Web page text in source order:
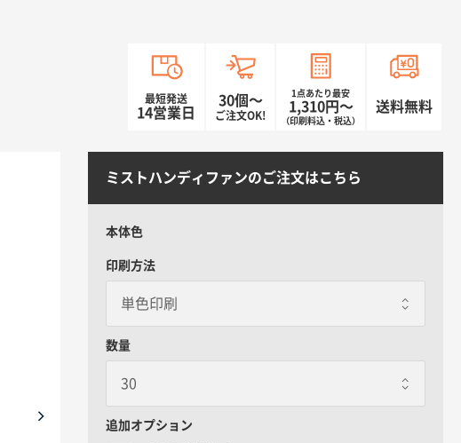
最短発送
14営業日
30個〜
ご注文OK!
1点あたり最安
1,310円〜
（印刷料込・税込）
送料無料
ミストハンディファンのご注文はこちら
本体色
印刷方法
数量
追加オプション